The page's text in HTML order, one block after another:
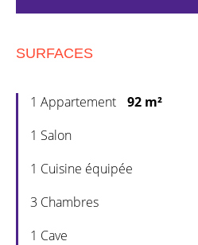
SURFACES
1 Appartement
92 m²
1 Salon
1 Cuisine équipée
3 Chambres
1 Cave